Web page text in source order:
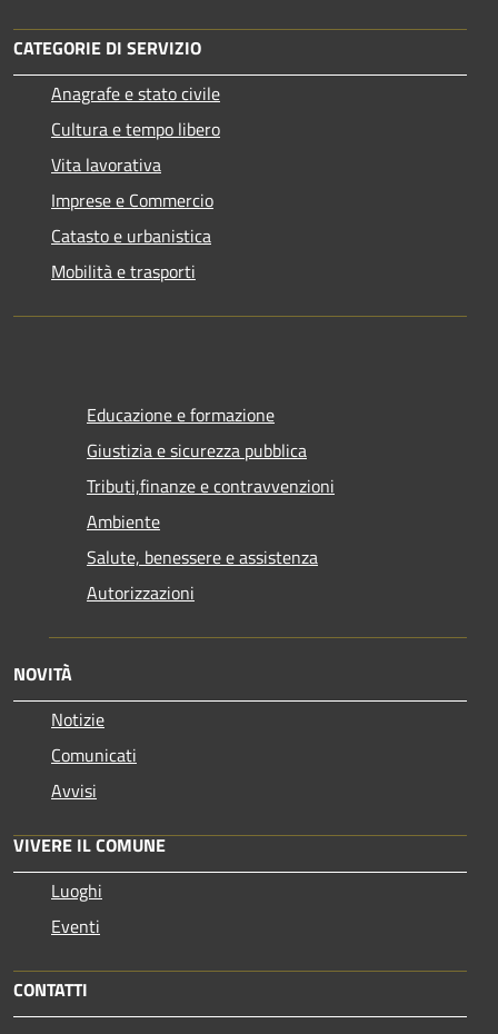
CATEGORIE DI SERVIZIO
Anagrafe e stato civile
Cultura e tempo libero
Vita lavorativa
Imprese e Commercio
Catasto e urbanistica
Mobilità e trasporti
Educazione e formazione
Giustizia e sicurezza pubblica
Tributi,finanze e contravvenzioni
Ambiente
Salute, benessere e assistenza
Autorizzazioni
NOVITÀ
Notizie
Comunicati
Avvisi
VIVERE IL COMUNE
Luoghi
Eventi
CONTATTI